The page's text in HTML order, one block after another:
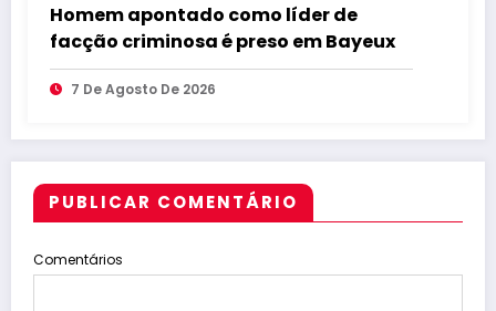
Homem apontado como líder de
facção criminosa é preso em Bayeux
7 De Agosto De 2026
PUBLICAR COMENTÁRIO
Comentários